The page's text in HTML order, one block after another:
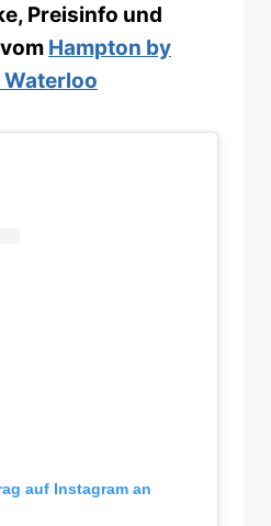
Preisinfo und
Hampton by
auf Instagram an